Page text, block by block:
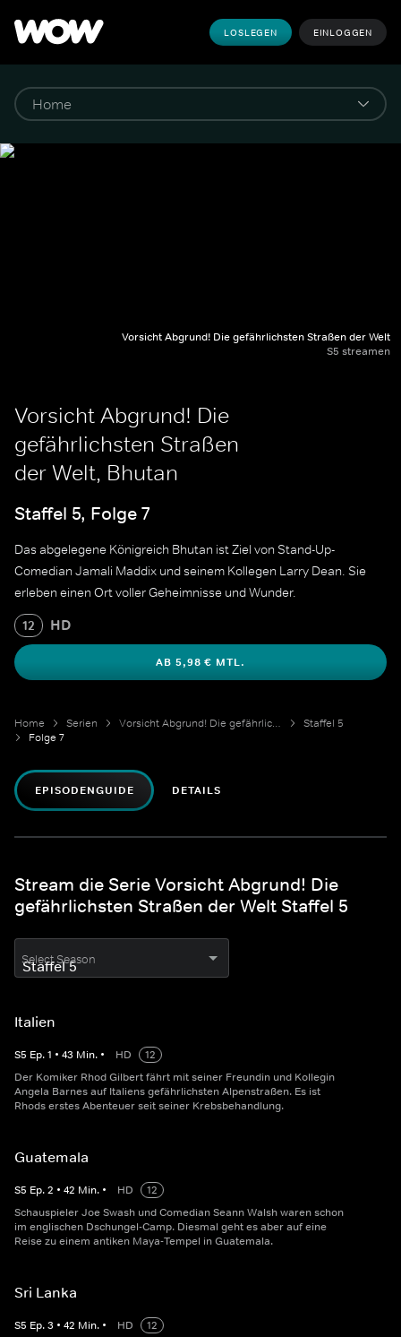
LOSLEGEN EINLOGGEN
Vorsicht Abgrund! Die gefährlichsten Straßen der Welt
S5 streamen
Vorsicht Abgrund! Die
gefährlichsten Straßen
der Welt, Bhutan
Staffel 5, Folge 7
Das abgelegene Königreich Bhutan ist Ziel von Stand-Up-
Comedian Jamali Maddix und seinem Kollegen Larry Dean. Sie
erleben einen Ort voller Geheimnisse und Wunder.
12 HD
AB 5,98 € MTL.
Home Serien Vorsicht Abgrund! Die gefährlichsten Straßen der Welt
Staffel 5
Folge 7
EPISODENGUIDE DETAILS
Stream die Serie Vorsicht Abgrund! Die
gefährlichsten Straßen der Welt Staffel 5
Select Season
Italien
S5 Ep.1 • 43 Min. • HD
12
Der Komiker Rhod Gilbert fährt mit seiner Freundin und Kollegin
Angela Barnes auf Italiens gefährlichsten Alpenstraßen. Es ist
Rhods erstes Abenteuer seit seiner Krebsbehandlung.
Guatemala
S5 Ep.2 • 42 Min. • HD
12
Schauspieler Joe Swash und Comedian Seann Walsh waren schon
im englischen Dschungel-Camp. Diesmal geht es aber auf eine
Reise zu einem antiken Maya-Tempel in Guatemala.
Sri Lanka
S5 Ep.3 • 42 Min. • HD
12